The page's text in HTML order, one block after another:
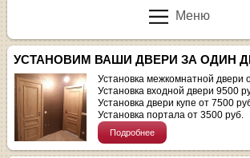
Меню
УСТАНОВИМ ВАШИ ДВЕРИ ЗА ОДИН
Установка межкомнатной двери
Установка входной двери 9500
Установка двери купе от 7500
Установка портала от 3500 руб.
Подробнее